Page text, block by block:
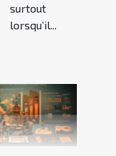
surtout
lorsqu’il...